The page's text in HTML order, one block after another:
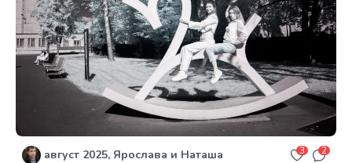
август 2025, Ярослава и Наташа 3 2